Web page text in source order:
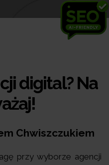
digital? Na
Chwiszczukiem
przy wyborze agencji